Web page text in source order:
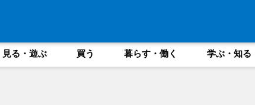
見る・遊ぶ 買う 暮らす・働く 学ぶ・知る